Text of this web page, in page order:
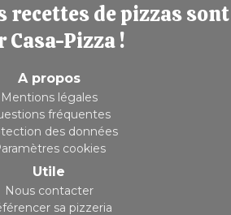
recettes de pizzas sont
Casa-Pizza !
A propos
Mentions légales
fréquentes
des données
cookies
Utile
Nous contacter
sa pizzeria